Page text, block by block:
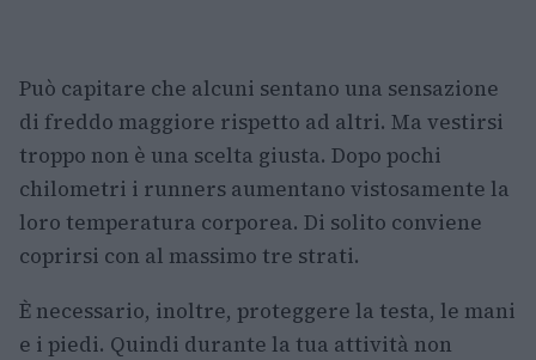
Può capitare che alcuni sentano una sensazione
di freddo maggiore rispetto ad altri. Ma vestirsi
troppo non è una scelta giusta. Dopo pochi
chilometri i runners aumentano vistosamente la
loro temperatura corporea. Di solito conviene
coprirsi con al massimo tre strati.
È necessario, inoltre, proteggere la testa, le mani
e i piedi. Quindi durante la tua attività non